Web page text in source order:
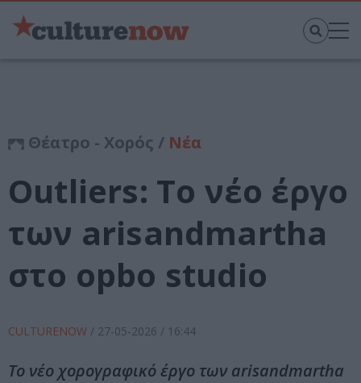
Θέατρο - Χορός / Νέα
Outliers: Το νέο έργο
των arisandmartha
στο opbo studio
CULTURENOW / 27-05-2026 / 16:44
Το νέο χορογραφικό έργο των arisandmartha